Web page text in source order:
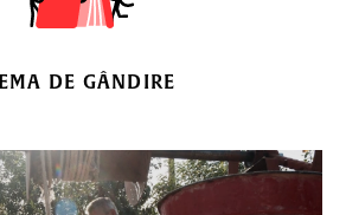
DE GÂNDIRE